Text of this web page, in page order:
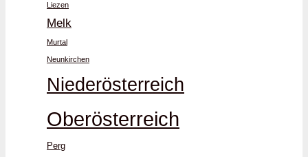
Liezen
Melk
Murtal
Neunkirchen
Niederösterreich
Oberösterreich
Perg